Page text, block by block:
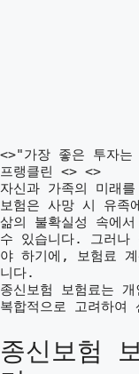
<>"가장 좋은 투자
프랭클린 <> <>
자신과 가족의 미래
보험은 사망 시 유족
삶의 불확실성 속에
수 있습니다. 그러나
야 하기에, 보험료
니다.
종신보험 보험료는
복합적으로 고려하여
종신보험